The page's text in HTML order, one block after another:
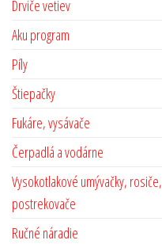
Drviče vetiev
Aku program
Píly
Štiepačky
Fukáre, vysávače
Čerpadlá a vodárne
Vysokotlakové umývačky, rosiče,
postrekovače
Ručné náradie